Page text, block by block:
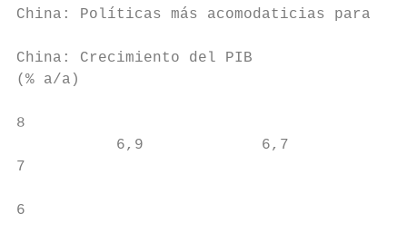
China: Políticas más acomodaticias para
China: Crecimiento del PIB
(% a/a)
8
6,9             6,7
7
6